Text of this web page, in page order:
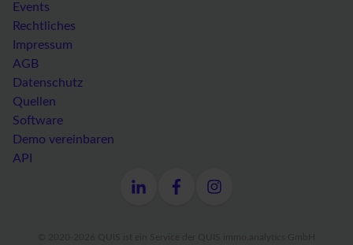
Events
Rechtliches
Impressum
AGB
Datenschutz
Quellen
Software
Demo vereinbaren
API